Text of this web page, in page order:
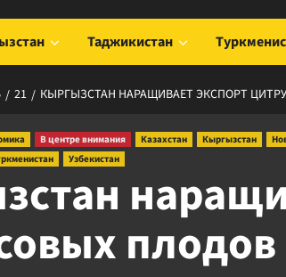
Таджикистан
21 КЫРГЫЗСТАН НАРАЩИВАЕТ ЭКСПОРТ
В центре внимания Казахстан Кыргызстан
Узбекистан